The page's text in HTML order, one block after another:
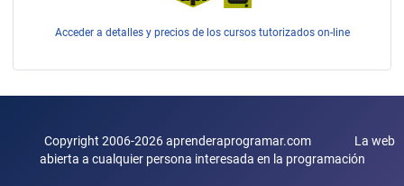
Acceder a detalles y precios de los cursos tutorizados on-line
Copyright 2006-2026 aprenderaprogramar.com La web
abierta a cualquier persona interesada en la programación